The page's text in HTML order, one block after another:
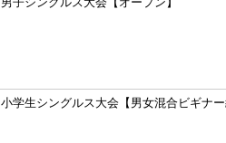
小学生シングルス大会【男女混合ビギナ